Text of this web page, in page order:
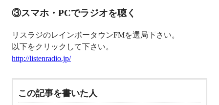
③スマホ・PCでラジオを聴く
リスラジのレインボータウンFMを選局下さい。
以下をクリックして下さい。
http://listenradio.jp/
この記事を書いた人